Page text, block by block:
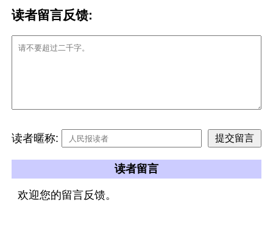
读者留言反馈:
读者暱称:
读者留言
欢迎您的留言反馈。